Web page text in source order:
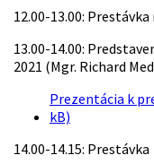
12.00-13.00: Prestávka
13.00-14.00:
2021 (Mgr. Richard
Prezentácia k
kB)
14.00-14.15: Prestávka